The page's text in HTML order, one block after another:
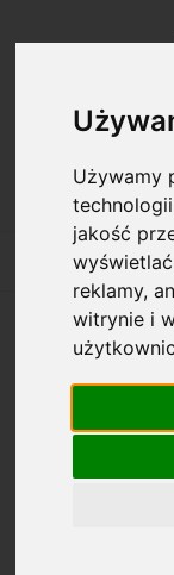
Używamy
jakość
reklamy,
witrynie i
Opcje